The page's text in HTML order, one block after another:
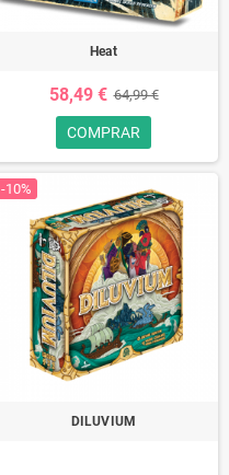
Heat
58,49 € 64,99 €
COMPRAR
-10%
DILUVIUM